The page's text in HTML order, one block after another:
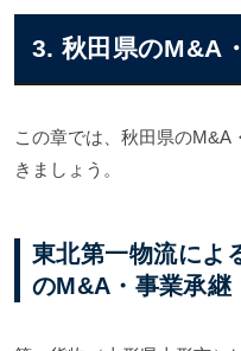
3. 秋田県のM&A
この章では、秋田県のM&A
きましょう。
東北第一物流によ
のM&A・事業承継